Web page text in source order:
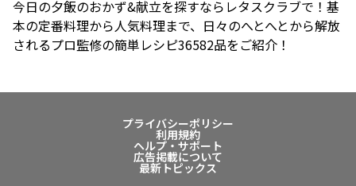
今日の夕飯のおかず&献立を探すならレタスクラブで！基
本の定番料理から人気料理まで、日々のへとへとから解放
されるプロ監修の簡単レシピ36582品をご紹介！
プライバシーポリシー
利用規約
ヘルプ・サポート
広告掲載について
最新トピックス